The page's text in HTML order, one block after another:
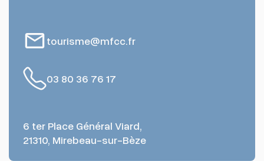
tourisme@mfcc.fr
03 80 36 76 17
6 ter Place Général Viard,
21310, Mirebeau-sur-Bèze